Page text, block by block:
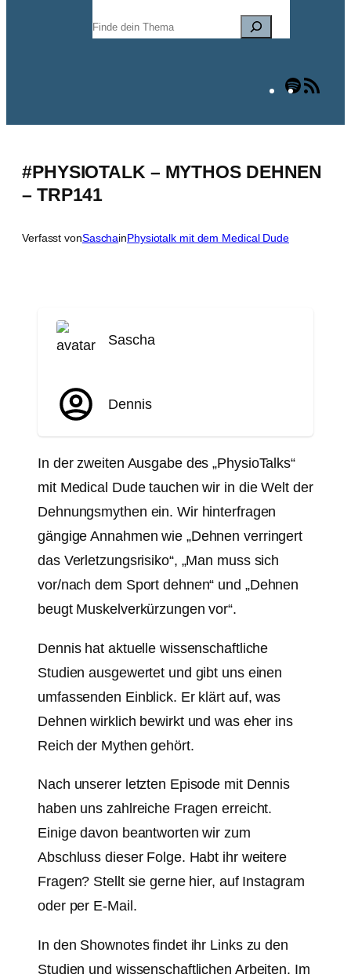
Suchen
Spotify
#PHYSIOTALK – MYTHOS DEHNEN
– TRP141
Verfasst vonSaschainPhysiotalk mit dem Medical Dude
Sascha
Dennis
In der zweiten Ausgabe des „PhysioTalks“
mit Medical Dude tauchen wir in die Welt der
Dehnungsmythen ein. Wir hinterfragen
gängige Annahmen wie „Dehnen verringert
das Verletzungsrisiko“, „Man muss sich
vor/nach dem Sport dehnen“ und „Dehnen
beugt Muskelverkürzungen vor“.
Dennis hat aktuelle wissenschaftliche
Studien ausgewertet und gibt uns einen
umfassenden Einblick. Er klärt auf, was
Dehnen wirklich bewirkt und was eher ins
Reich der Mythen gehört.
Nach unserer letzten Episode mit Dennis
haben uns zahlreiche Fragen erreicht.
Einige davon beantworten wir zum
Abschluss dieser Folge. Habt ihr weitere
Fragen? Stellt sie gerne hier, auf Instagram
oder per E-Mail.
In den Shownotes findet ihr Links zu den
Studien und wissenschaftlichen Arbeiten. Im